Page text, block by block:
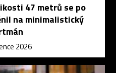
47 metrů se po
na minimalistický
2026